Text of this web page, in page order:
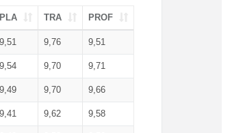
PLA TRA PROF
9,51 9,76 9,51
9,54 9,70 9,71
9,49 9,70 9,66
9,41 9,62 9,58